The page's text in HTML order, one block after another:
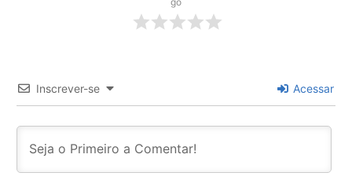
Inscrever-se Acessar